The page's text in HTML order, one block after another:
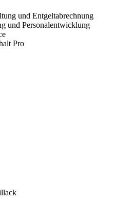
und Entgeltabrechnung
und Personalentwicklung
Pro